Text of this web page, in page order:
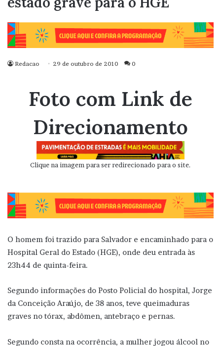
Redacao 29 de outubro de 2010 0
Foto com Link de
Direcionamento
Clique na imagem para ser redirecionado para o site.
O homem foi trazido para Salvador e encaminhado para o
Hospital Geral do Estado (HGE), onde deu entrada às
23h44 de quinta-feira.
Segundo informações do Posto Policial do hospital, Jorge
da Conceição Araújo, de 38 anos, teve queimaduras
graves no tórax, abdômen, antebraço e pernas.
Segundo consta na ocorrência, a mulher jogou álcool no